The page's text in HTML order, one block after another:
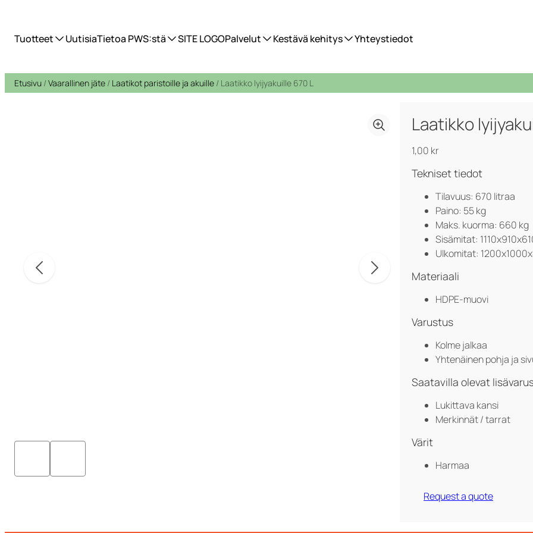
Tuotteet UutisiaTietoa PWS:stä SITE LOGOPalvelut Kestävä kehitys Yhteystiedot
Etusivu /Vaarallinen jäte / Laatikot paristoille ja akuille / Laatikko lyijyakuille 670 L
Laatikko
1,00 kr
Tekniset tiedot
Tilavuus: 670 litraa
Paino: 55 kg
Maks. kuorma: 660 kg
Sisämitat:
Ulkomitat:
Materiaali
HDPE-muovi
Varustus
Kolme jalkaa
Yhtenäinen pohja ja
Saatavilla olevat
Lukittava kansi
Merkinnät / tarrat
Värit
Harmaa
Request a quote